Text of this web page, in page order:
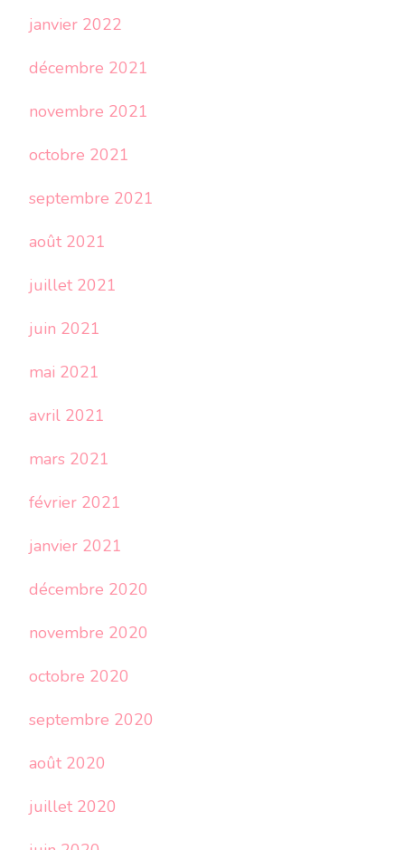
janvier 2022
décembre 2021
novembre 2021
octobre 2021
septembre 2021
août 2021
juillet 2021
juin 2021
mai 2021
avril 2021
mars 2021
février 2021
janvier 2021
décembre 2020
novembre 2020
octobre 2020
septembre 2020
août 2020
juillet 2020